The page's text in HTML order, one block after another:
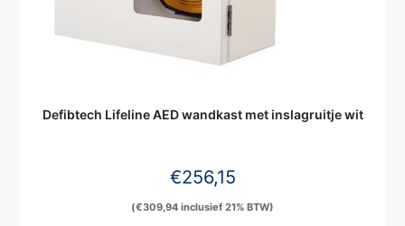
Defibtech Lifeline AED wandkast met inslagruitje wit
€256,15
(€309,94 inclusief 21% BTW)